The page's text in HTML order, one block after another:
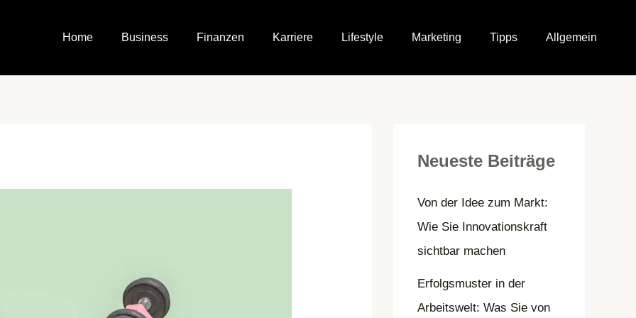
Home Business Finanzen Karriere Lifestyle Marketing Tipps Allgemein
Neueste Beiträge
Von der Idee zum Markt:
Wie Sie Innovationskraft
sichtbar machen
Erfolgsmuster in der
Arbeitswelt: Was Sie von